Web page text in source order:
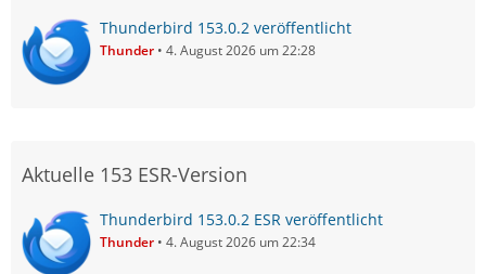
Thunderbird 153.0.2 veröffentlicht
Thunder 4. August 2026 um 22:28
Aktuelle 153 ESR-Version
Thunderbird 153.0.2 ESR veröffentlicht
Thunder 4. August 2026 um 22:34